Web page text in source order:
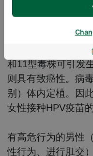
HPV病毒通常通过
肛交）传播，也可
目前已知的HPV病
和11型毒株可引发
则具有致癌性。病
别）体内定植。因
女性接种HPV疫苗
有高危行为的男性
性行为、进行肛交